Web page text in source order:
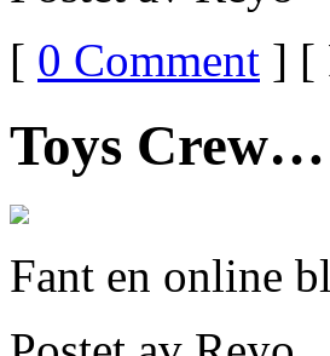
[ 0 Comment ] [
Toys Crew…
Fant en online